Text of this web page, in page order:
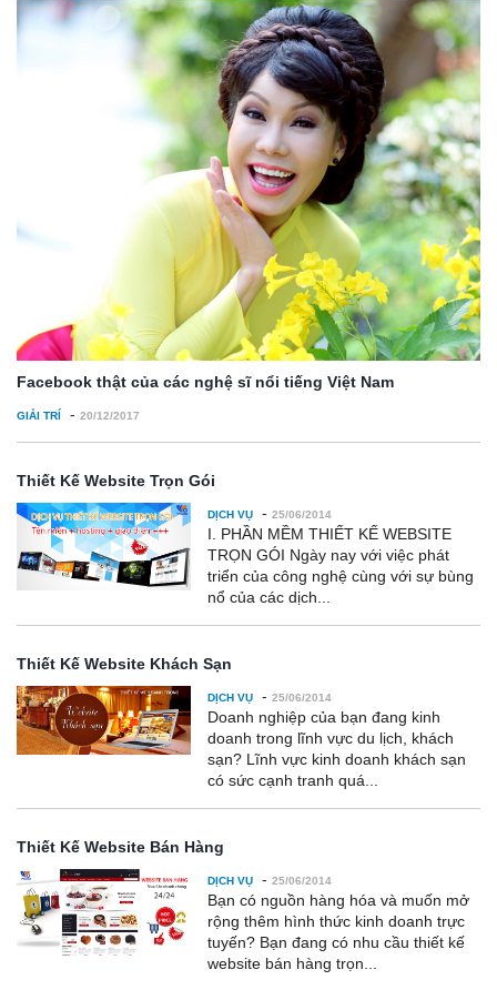
Facebook thật của các nghệ sĩ nổi tiếng Việt Nam
GIẢI TRÍ - 20/12/2017
Thiết Kế Website Trọn Gói
DỊCH VỤ - 25/06/2014
I. PHẦN MỀM THIẾT KẾ WEBSITE
TRỌN GÓI Ngày nay với việc phát
triển của công nghệ cùng với sự bùng
nổ của các dịch...
Thiết Kế Website Khách Sạn
DỊCH VỤ - 25/06/2014
Doanh nghiệp của bạn đang kinh
doanh trong lĩnh vực du lịch, khách
sạn? Lĩnh vực kinh doanh khách sạn
có sức cạnh tranh quá...
Thiết Kế Website Bán Hàng
DỊCH VỤ - 25/06/2014
Bạn có nguồn hàng hóa và muốn mở
rộng thêm hình thức kinh doanh trực
tuyến? Bạn đang có nhu cầu thiết kế
website bán hàng trọn...